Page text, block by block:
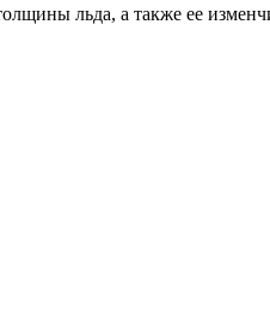
льда, а также ее